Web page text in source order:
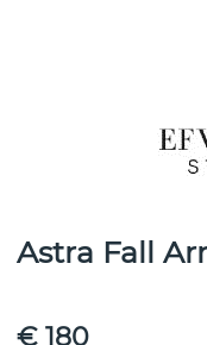
Astra Fall
€ 180